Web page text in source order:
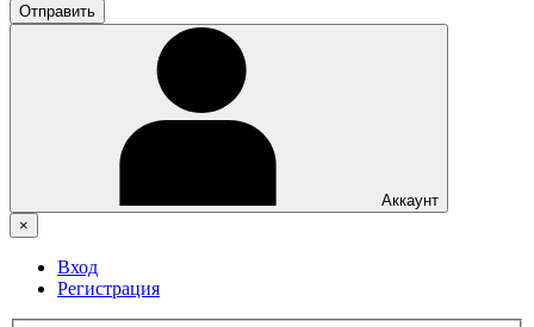
Отправить
Аккаунт
×
Вход
Регистрация